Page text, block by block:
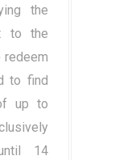
the
to the
to find
up to
14